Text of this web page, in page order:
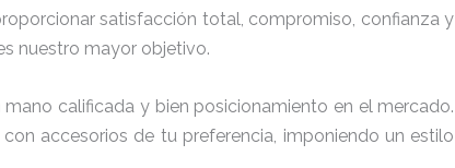
satisfacción total, compromiso, confianza y
nuestro mayor objetivo.
calificada y bien posicionamiento en el mercado.
accesorios de tu preferencia, imponiendo un estilo